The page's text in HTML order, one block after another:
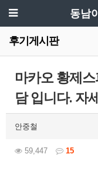
동남
후기게시판
마카오 황제
담 입니다. 자
안중철
59,447 15